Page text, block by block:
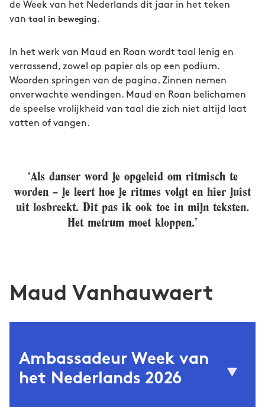
de Week van het Nederlands dit jaar in het teken
van taal in beweging .
In het werk van Maud en Roan wordt taal lenig en
verrassend, zowel op papier als op een podium.
Woorden springen van de pagina. Zinnen nemen
onverwachte wendingen. Maud en Roan belichamen
de speelse vrolijkheid van taal die zich niet altijd laat
vatten of vangen.
‘Als danser word je opgeleid om ritmisch te
worden – je leert hoe je ritmes volgt en hier juist
uit losbreekt. Dit pas ik ook toe in mijn teksten.
Het metrum moet kloppen.’
Maud Vanhauwaert
Ambassadeur Week van
het Nederlands 2026